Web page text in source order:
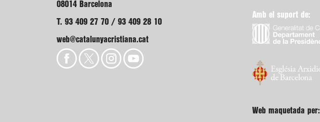
08014 Barcelona
T. 93 409 27 70 / 93 409 28 10
web@catalunyacristiana.cat
Amb el suport de:
Web maquetada per: